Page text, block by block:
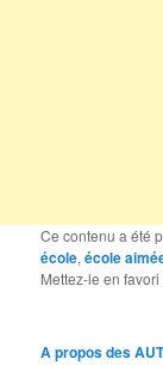
Ce contenu a été
école,école
Mettez-le en
A propos des